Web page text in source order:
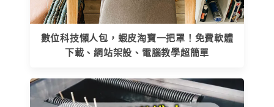
數位科技懶人包，蝦皮淘寶一把罩！免費軟體
下載、網站架設、電腦教學超簡單